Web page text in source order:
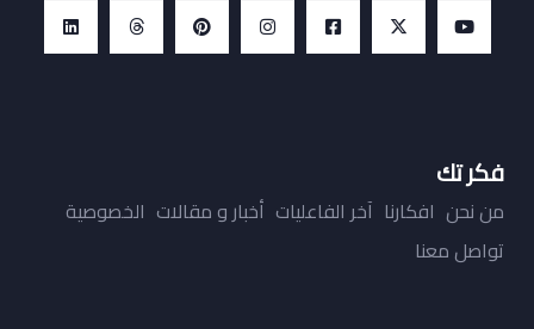
فكر تك
من نحن افكارنا آخر الفاعليات أخبار و مقالات الخصوصية
تواصل معنا